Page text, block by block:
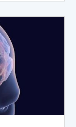
của bệnh
cách điều trị
trị u não thuỳ
nên dùng
thêm để hiểu